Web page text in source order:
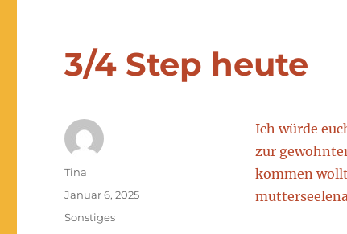
3/4 Step heute
Ich würde
zur
kommen
Autor
Tina
Veröffentlicht
Januar 6, 2025
Kategorien
Sonstiges